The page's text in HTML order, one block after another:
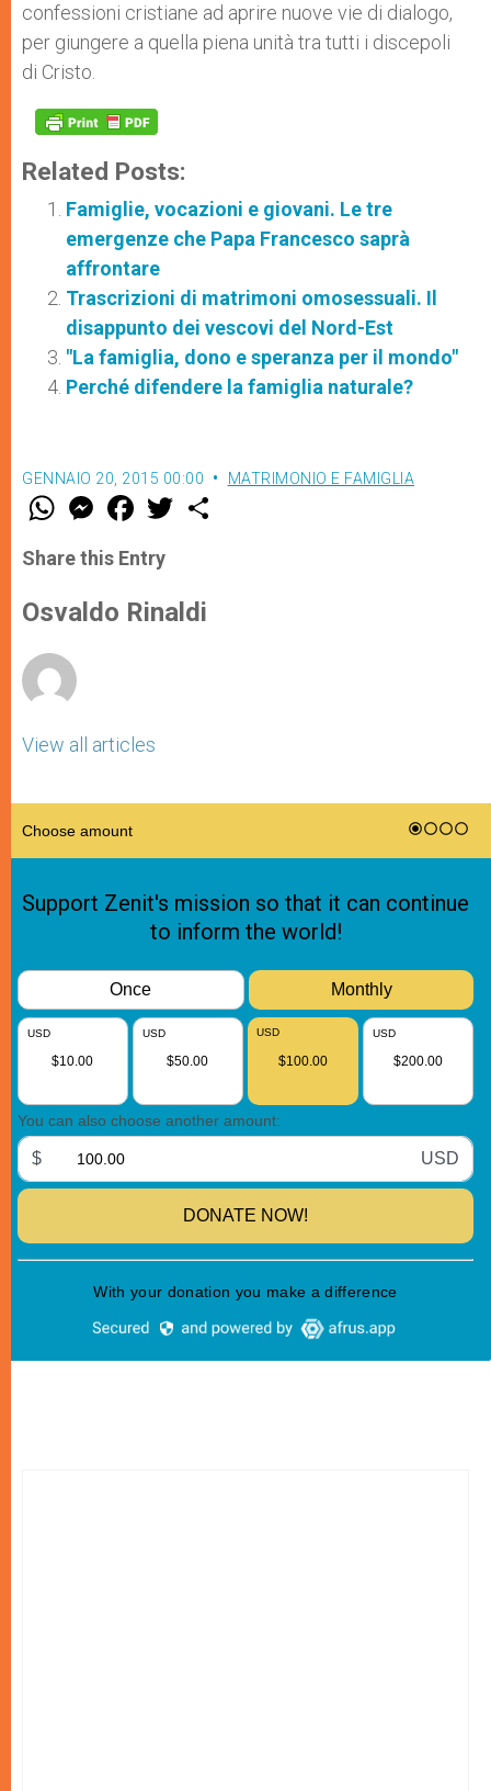
confessioni cristiane ad aprire nuove vie di dialogo,
per giungere a quella piena unità tra tutti i discepoli
di Cristo.
Related Posts:
Famiglie, vocazioni e giovani. Le tre
emergenze che Papa Francesco saprà
affrontare
Trascrizioni di matrimoni omosessuali. Il
disappunto dei vescovi del Nord-Est
"La famiglia, dono e speranza per il mondo"
Perché difendere la famiglia naturale?
GENNAIO 20, 2015 00:00 MATRIMONIO E FAMIGLIA
W
t
s
p
p
M
e
s
e
g
e
F
a
e
b
o
k
w
r
Share this Entry
Osvaldo Rinaldi
View all articles